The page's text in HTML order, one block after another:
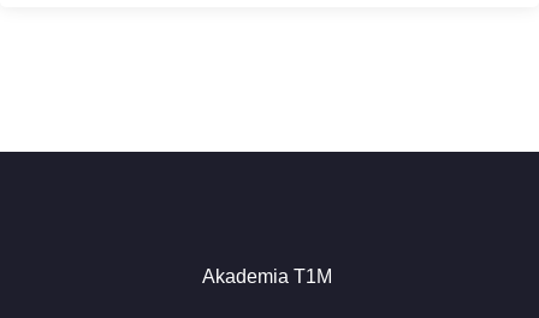
Akademia T1M